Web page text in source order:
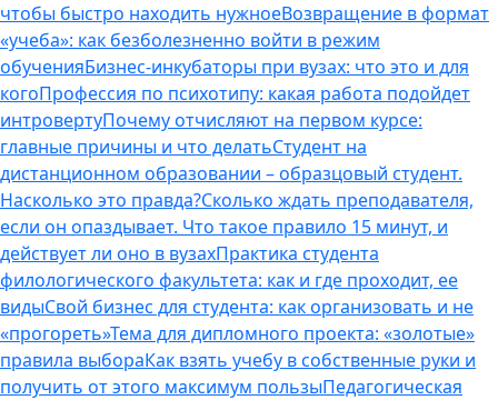
чтобы быстро находить нужноеВозвращение в формат
«учеба»: как безболезненно войти в режим
обученияБизнес-инкубаторы при вузах: что это и для
когоПрофессия по психотипу: какая работа подойдет
интровертуПочему отчисляют на первом курсе:
главные причины и что делатьСтудент на
дистанционном образовании – образцовый студент.
Насколько это правда?Сколько ждать преподавателя,
если он опаздывает. Что такое правило 15 минут, и
действует ли оно в вузахПрактика студента
филологического факультета: как и где проходит, ее
видыСвой бизнес для студента: как организовать и не
«прогореть»Тема для дипломного проекта: «золотые»
правила выбораКак взять учебу в собственные руки и
получить от этого максимум пользыПедагогическая